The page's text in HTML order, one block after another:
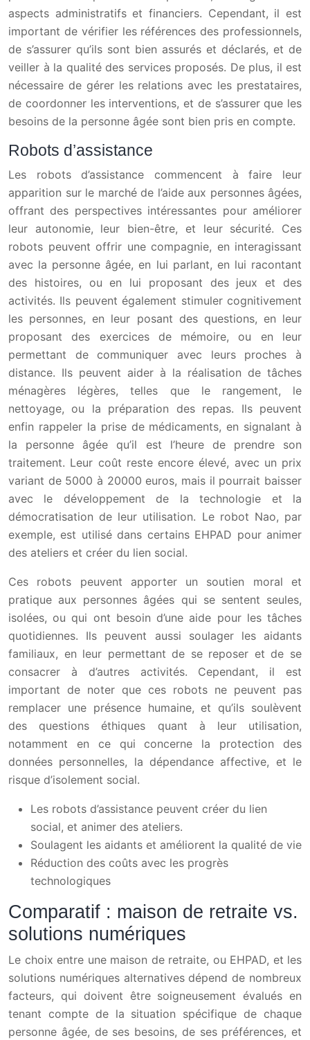
aspects administratifs et financiers. Cependant, il est
important de vérifier les références des professionnels,
de s’assurer qu’ils sont bien assurés et déclarés, et de
veiller à la qualité des services proposés. De plus, il est
nécessaire de gérer les relations avec les prestataires,
de coordonner les interventions, et de s’assurer que les
besoins de la personne âgée sont bien pris en compte.
Robots d’assistance
Les robots d’assistance commencent à faire leur
apparition sur le marché de l’aide aux personnes âgées,
offrant des perspectives intéressantes pour améliorer
leur autonomie, leur bien-être, et leur sécurité. Ces
robots peuvent offrir une compagnie, en interagissant
avec la personne âgée, en lui parlant, en lui racontant
des histoires, ou en lui proposant des jeux et des
activités. Ils peuvent également stimuler cognitivement
les personnes, en leur posant des questions, en leur
proposant des exercices de mémoire, ou en leur
permettant de communiquer avec leurs proches à
distance. Ils peuvent aider à la réalisation de tâches
ménagères légères, telles que le rangement, le
nettoyage, ou la préparation des repas. Ils peuvent
enfin rappeler la prise de médicaments, en signalant à
la personne âgée qu’il est l’heure de prendre son
traitement. Leur coût reste encore élevé, avec un prix
variant de 5000 à 20000 euros, mais il pourrait baisser
avec le développement de la technologie et la
démocratisation de leur utilisation. Le robot Nao, par
exemple, est utilisé dans certains EHPAD pour animer
des ateliers et créer du lien social.
Ces robots peuvent apporter un soutien moral et
pratique aux personnes âgées qui se sentent seules,
isolées, ou qui ont besoin d’une aide pour les tâches
quotidiennes. Ils peuvent aussi soulager les aidants
familiaux, en leur permettant de se reposer et de se
consacrer à d’autres activités. Cependant, il est
important de noter que ces robots ne peuvent pas
remplacer une présence humaine, et qu’ils soulèvent
des questions éthiques quant à leur utilisation,
notamment en ce qui concerne la protection des
données personnelles, la dépendance affective, et le
risque d’isolement social.
Les robots d’assistance peuvent créer du lien
social, et animer des ateliers.
Soulagent les aidants et améliorent la qualité de vie
Réduction des coûts avec les progrès
technologiques
Comparatif : maison de retraite vs.
solutions numériques
Le choix entre une maison de retraite, ou EHPAD, et les
solutions numériques alternatives dépend de nombreux
facteurs, qui doivent être soigneusement évalués en
tenant compte de la situation spécifique de chaque
personne âgée, de ses besoins, de ses préférences, et